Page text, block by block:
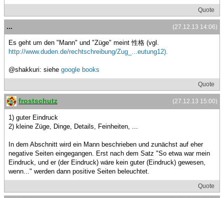
Quote
(27.12.13 14:06)
...
Es geht um den "Mann" und "Züge" meint 性格 (vgl.
http://www.duden.de/rechtschreibung/Zug_...eutung12).
@shakkuri: siehe google books
Quote
(27.12.13 15:00)
frostschutz
1) guter Eindruck
2) kleine Züge, Dinge, Details, Feinheiten, ...
In dem Abschnitt wird ein Mann beschrieben und zunächst auf eher
negative Seiten eingegangen. Erst nach dem Satz "So etwa war mein
Eindruck, und er (der Eindruck) wäre kein guter (Eindruck) gewesen,
wenn..." werden dann positive Seiten beleuchtet.
Quote